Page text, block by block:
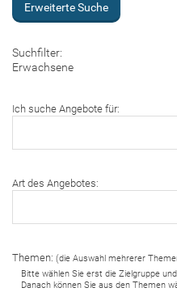
Erweiterte Suche
Suchfilter:
Erwachsene
Ich suche Angebote für:
Art des Angebotes:
Themen: (die Auswahl mehrerer
Bitte wählen Sie erst die Zielgruppe
Danach können Sie aus den Themen